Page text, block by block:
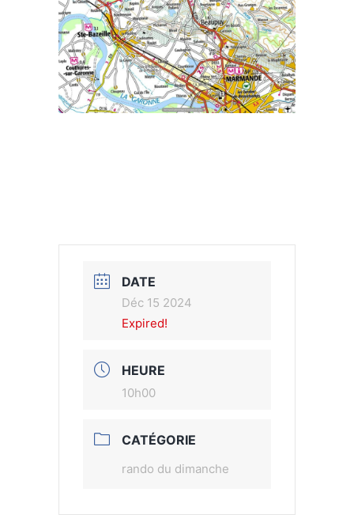
DATE
Déc 15 2024
Expired!
HEURE
10h00
CATÉGORIE
rando du dimanche